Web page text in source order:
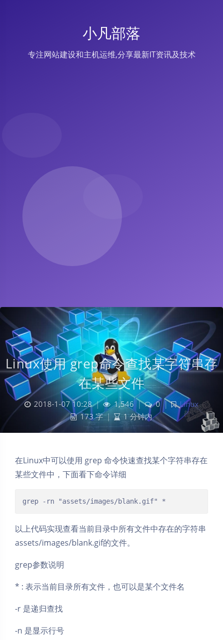
小凡部落
专注网站建设和主机运维,分享最新IT资讯及技术
Linux使用 grep命令查找某字符串存
在某些文件
2018-1-07 10:28 | 1,546 | 0 |
Linux
173 字 | 1 分钟内
在Linux中可以使用 grep 命令快速查找某个字符串存在
某些文件中，下面看下命令详细
grep -rn "assets/images/blank.gif" *
以上代码实现查看当前目录中所有文件中存在的字符串
assets/images/blank.gif的文件。
grep参数说明
* : 表示当前目录所有文件，也可以是某个文件名
-r 是递归查找
-n 是显示行号